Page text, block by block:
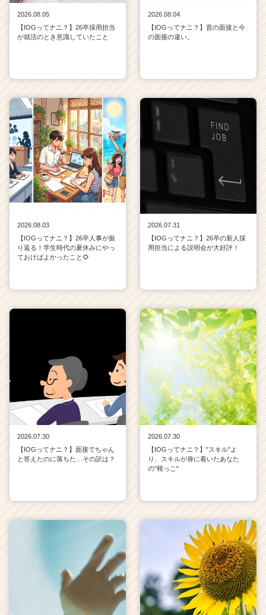
2026.08.05
【IOGってナニ？】26卒採用担当
が就活のとき意識していたこと
2026.08.04
【IOGってナニ？】昔の面接と今
の面接の違い。
2026.08.03
【IOGってナニ？】26卒人事が振
り返る！学生時代の夏休みにやっ
ておけばよかったこと🌻
2026.07.31
【IOGってナニ？】26卒の新人採
用担当による説明会が大好評！
2026.07.30
【IOGってナニ？】面接でちゃん
と答えたのに落ちた…その訳は？
2026.07.30
【IOGってナニ？】"スキル"よ
り、スキルが身に着いたあなた
の"根っこ"